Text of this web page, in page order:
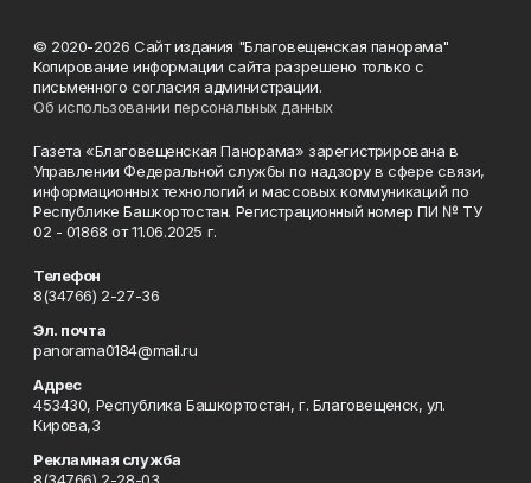
© 2020-2026 Сайт издания "Благовещенская панорама"
Копирование информации сайта разрешено только с
письменного согласия администрации.
Об использовании персональных данных
Газета «Благовещенская Панорама» зарегистрирована в
Управлении Федеральной службы по надзору в сфере связи,
информационных технологий и массовых коммуникаций по
Республике Башкортостан. Регистрационный номер ПИ № ТУ
02 - 01868 от 11.06.2025 г.
Телефон
8(34766) 2-27-36
Эл. почта
panorama0184@mail.ru
Адрес
453430, Республика Башкортостан, г. Благовещенск, ул.
Кирова,3
Рекламная служба